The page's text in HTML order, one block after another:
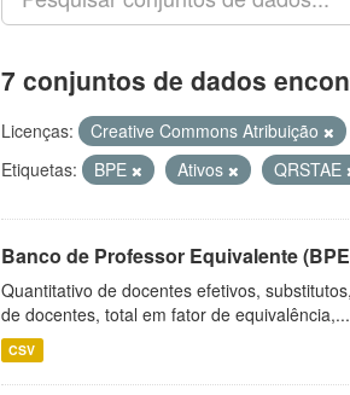
7 conjuntos de dados
Licenças: Creative Commons Atribuição
Etiquetas:
BPE Ativos QRSTAE
Banco de Professor Equivalente
Quantitativo de docentes efetivos,
de docentes, total em fator de equivalência,...
CSV